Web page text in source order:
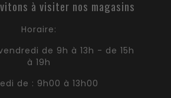
à visiter nos magasins
Horaire:
de 9h à 13h - de 15h
à 19h
de : 9h00 à 13h00